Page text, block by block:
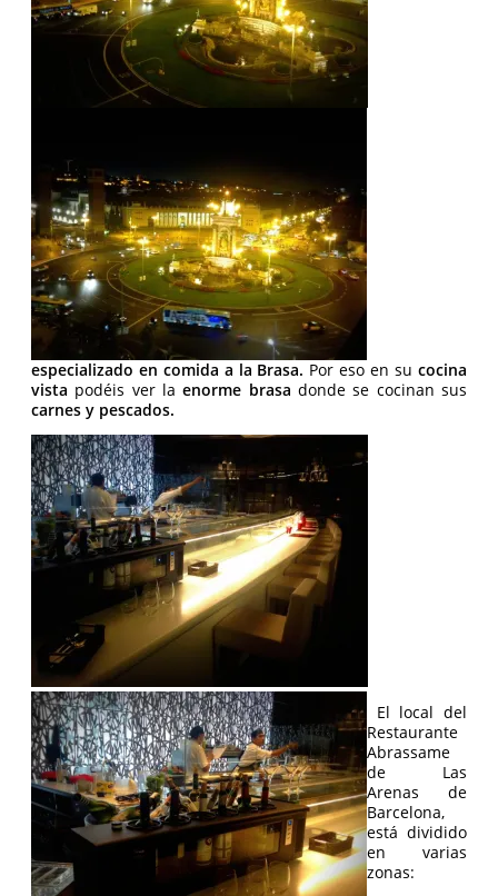
especializado en comida a la Brasa. Por eso en su cocina
vista podéis ver laenorme brasa donde se cocinan sus
carnes y pescados.
El local del
Restaurante
Abrassame
de Las
Arenas de
Barcelona,
está dividido
en varias
zonas: